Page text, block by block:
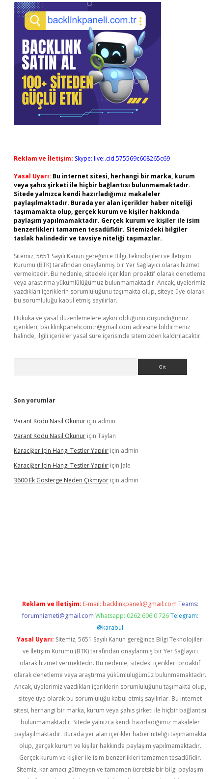
Reklam ve İletişim: Skype: live:.cid.575569c608265c69
Yasal Uyarı: Bu internet sitesi, herhangi bir marka, kurum
veya şahıs şirketi ile hiçbir bağlantısı bulunmamaktadır.
Sitede yalnızca kendi hazırladığımız makaleler
paylaşılmaktadır. Burada yer alan içerikler haber niteliği
taşımamakta olup, gerçek kurum ve kişiler hakkında
paylaşım yapılmamaktadır. Gerçek kurum ve kişiler ile isim
benzerlikleri tamamen tesadüfidir. Sitemizdeki bilgiler
taslak halindedir ve tavsiye niteliği taşımazlar.
Sitemiz, 5651 Sayılı Kanun gereğince Bilgi Teknolojileri ve İletişim
Kurumu (BTK) tarafından onaylanmış bir Yer Sağlayıcı olarak hizmet
vermektedir. Bu nedenle, sitedeki içerikleri proaktif olarak denetleme
veya araştırma yükümlülüğümüz bulunmamaktadır. Ancak, üyelerimiz
yazdıkları içeriklerin sorumluluğunu taşımakta olup, siteye üye olarak
bu sorumluluğu kabul etmiş sayılırlar.
Hukuka ve yasal düzenlemelere aykırı olduğunu düşündüğünüz
içerikleri, backlinkpanelicomtr@gmail.com adresine bildirmeniz
halinde, ilgili içerikler yasal süre içerisinde sitemizden kaldırılacaktır.
Son yorumlar
Varant Kodu Nasıl Okunur için admin
Varant Kodu Nasıl Okunur için Taylan
Karaciğer Için Hangi Testler Yapılır için admin
Karaciğer Için Hangi Testler Yapılır için Jale
3600 Ek Gösterge Neden Çıkmıyor için admin
Reklam ve İletişim: E-mail: backlinkpaneli@gmail.com Teams:
forumhizmeti@gmail.com Whatsapp: 0262 606 0 726 Telegram:
@karabul
Yasal Uyarı: Sitemiz, 5651 Sayılı Kanun gereğince Bilgi Teknolojileri
ve İletişim Kurumu (BTK) tarafından onaylanmış bir Yer Sağlayıcı
olarak hizmet vermektedir. Bu nedenle, sitedeki içerikleri proaktif
olarak denetleme veya araştırma yükümlülüğümüz bulunmamaktadır.
Ancak, üyelerimiz yazdıkları içeriklerin sorumluluğunu taşımakta olup,
siteye üye olarak bu sorumluluğu kabul etmiş sayılırlar. Bu internet
sitesi, herhangi bir marka, kurum veya şahıs şirketi ile hiçbir bağlantısı
bulunmamaktadır. Sitede yalnızca kendi hazırladığımız makaleler
paylaşılmaktadır. Burada yer alan içerikler haber niteliği taşımamakta
olup, gerçek kurum ve kişiler hakkında paylaşım yapılmamaktadır.
Gerçek kurum ve kişiler ile isim benzerlikleri tamamen tesadüfidir.
Sitemiz, kar amacı gütmeyen ve tamamen ücretsiz bir bilgi paylaşım